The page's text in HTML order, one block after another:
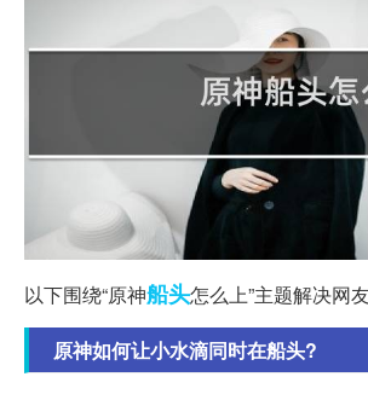
以下围绕“原神船头怎么上”主题解决网
原神如何让小水滴同时在船头?